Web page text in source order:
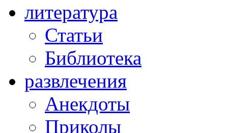
литература
Статьи
Библиотека
развлечения
Анекдоты
Приколы